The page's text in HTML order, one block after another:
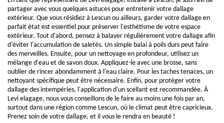
partager avec vous quelques astuces pour entretenir votre dallage
extérieur. Que vous résidiez à Lescun ou ailleurs, garder votre dallage en
parfait état est essentiel pour préserver l'esthétisme de votre espace
extérieur. Tout d'abord, pensez à balayer régulièrement votre dallage afin
d'éviter l'accumulation de saletés. Un simple balai à poils durs peut faire
des merveilles. Ensuite, pour un nettoyage en profondeur, utilisez un
mélange d'eau et de savon doux. Appliquez-le avec une brosse, sans
oublier de rincer abondamment à l'eau claire. Pour les taches tenaces, un
nettoyant spécifique peut être nécessaire. Enfin, pour protéger votre
dallage des intempéries, l'application d'un scellant est recommandée. À
Levi elagage, nous vous conseillons de le faire au moins une fois par an,
surtout dans une région comme Lescun, où le climat peut être capricieux.
Prenez soin de votre dallage, et il vous le rendra en beauté !